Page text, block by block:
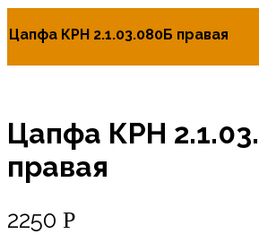
Цапфа КРН 2.1.03.080Б правая
Цапфа КРН
правая
2250 Р